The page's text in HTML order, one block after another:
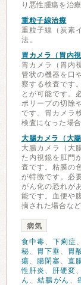
り悪性腫瘍を治療
重粒子線治療
重粒子線（炭素
法。
胃カメラ（胃内視
胃カメラ（胃内
管状の機器を口
察する検査です
とが可能です。
ポリープの切除
です。胃カメラ
検査になった場
大腸カメラ（大
大腸カメラ（大
た内視鏡を肛門
査です。粘膜の
が特徴です。必
がん化の恐れが
能です。血便や
摘された場合な
病気
食中毒、 下痢症
秘、 胃下垂、 胃
瘍、 腸閉塞、 直
性肝炎 、 肝硬変、
ん 、 結腸がん 、